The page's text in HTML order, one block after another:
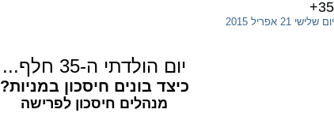
35+
יום שלישי 21 אפריל 2015
יום הולדתי ה-35 חלף...
כיצד בונים חיסכון במניות?
מנהלים חיסכון לפרישה